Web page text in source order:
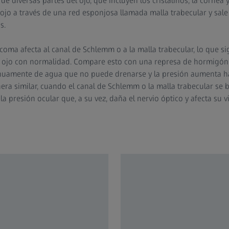
a través de una red esponjosa llamada malla trabecular y
afecta al canal de Schlemm o a la malla trabecular, lo que
con normalidad. Compare esto con una represa de
de agua que no puede drenarse y la presión aumenta
similar, cuando el canal de Schlemm o la malla trabecular se
presión ocular que, a su vez, daña el nervio óptico y afecta su